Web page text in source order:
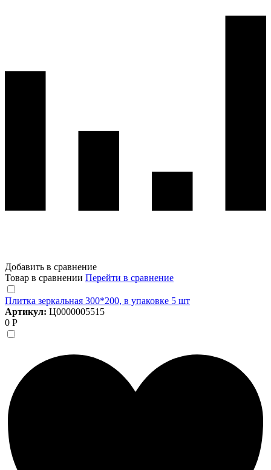
Добавить в сравнение
Товар в сравнении Перейти в сравнение
Плитка зеркальная 300*200, в упаковке 5 шт
Артикул: Ц0000005515
0 Р